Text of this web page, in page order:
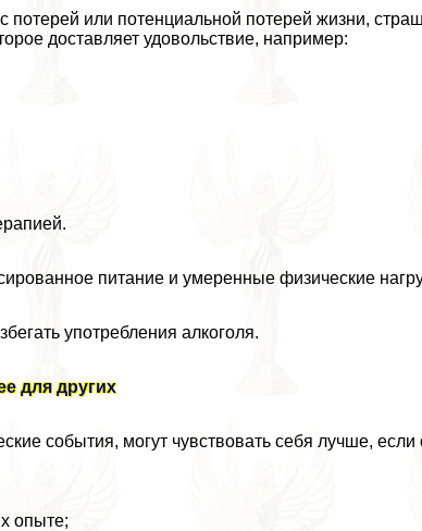
потерей или потенциальной потерей жизни,
доставляет удовольствие, например:
питание и умеренные физические
употрeбления алкоголя.
для других
события, могут чувствовать себя лучше,
опыте;